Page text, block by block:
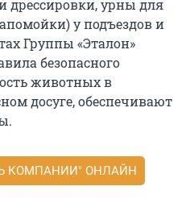
дрессировки, урны для
у подъездов и
Группы «Эталон»
безопасного
животных в
досуге, обеспечивают
КОМПАНИИ" ОНЛАЙН